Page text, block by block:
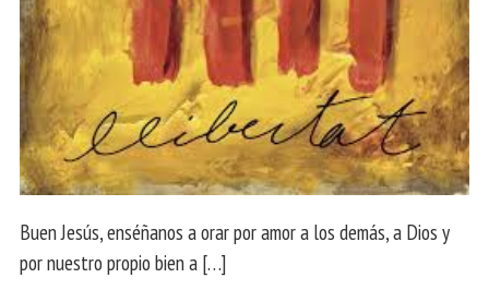
Buen Jesús, enséñanos a orar por amor a los demás, a Dios y
por nuestro propio bien a […]